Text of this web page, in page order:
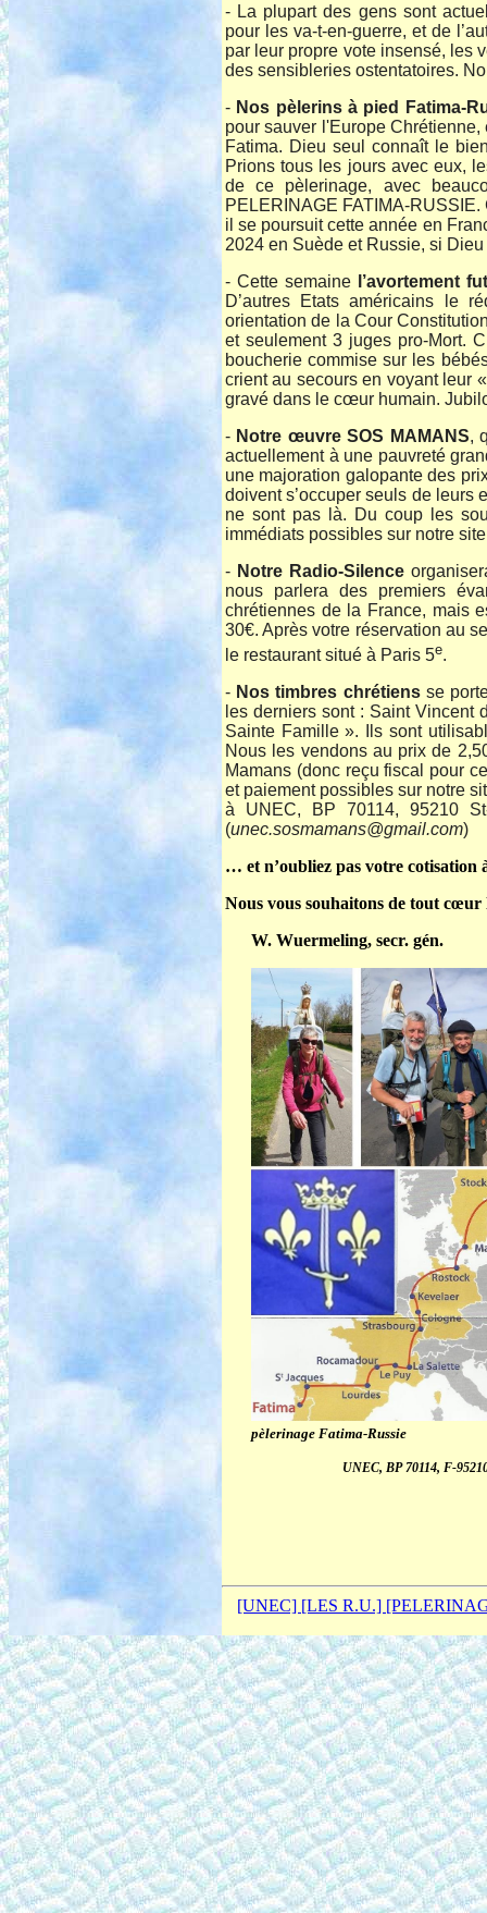
- La plupart des gens sont
pour les va-t-en-guerre, et de
par leur propre vote insensé, les
des sensibleries ostentatoires.
- Nos pèlerins à pied Fatima-
pour sauver l'Europe
Fatima. Dieu seul connaît le
Prions tous les jours avec eux,
de ce pèlerinage, avec
PELERINAGE FATIMA-
il se poursuit cette année en
2024 en Suède et Russie, si
- Cette semaine
l’avortement
D’autres Etats américains le
orientation de la Cour
et seulement 3 juges pro-Mort.
boucherie commise sur les
crient au secours en voyant leur
gravé dans le cœur humain.
- Notre œuvre SOS MAMANS,
actuellement à une pauvreté
une majoration galopante des
doivent s’occuper seuls de leurs
ne sont pas là. Du coup les
immédiats possibles sur notre
- Notre Radio-Silence
nous parlera des premiers
chrétiennes de la France, mais
30€. Après votre réservation au
le restaurant situé à Paris 5e.
- Nos timbres chrétiensse
les derniers sont : Saint Vincent
Sainte Famille ». Ils sont
Nous les vendons au prix de
Mamans (donc reçu fiscal pour
et paiement possibles sur notre
à UNEC, BP 70114, 95210
(unec.sosmamans@gmail.com)
… et n’oubliez pas votre cotisation
Nous vous souhaitons de tout
W. Wuermeling, secr. gén.
pèlerinage Fatima-Russie
UNEC, BP 70114, F-
[UNEC] [LES R.U.]